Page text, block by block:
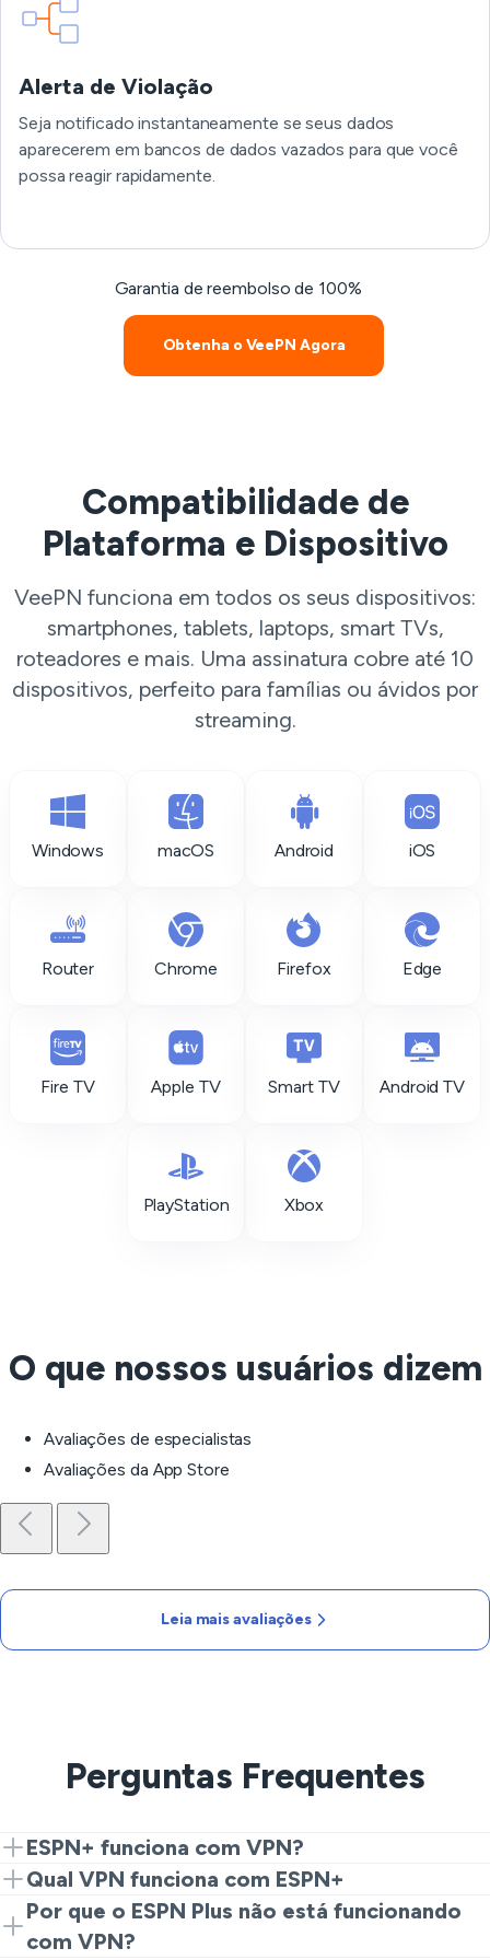
Alerta de Violação
Seja notificado instantaneamente se seus dados
aparecerem em bancos de dados vazados para que você
possa reagir rapidamente.
Garantia de reembolso de 100%
Obtenha o VeePN Agora
Compatibilidade de
Plataforma e Dispositivo
VeePN funciona em todos os seus dispositivos:
smartphones, tablets, laptops, smart TVs,
roteadores e mais. Uma assinatura cobre até 10
dispositivos, perfeito para famílias ou ávidos por
streaming.
Windows macOS Android iOS
Router Chrome Firefox Edge
Fire TV Apple TV Smart TV Android TV
PlayStation Xbox
O que nossos usuários dizem
Avaliações de especialistas
Avaliações da App Store
Leia mais avaliações
Perguntas Frequentes
ESPN+ funciona com VPN?
Sim, com VeePN.
Qual VPN funciona com ESPN+
VeePN. Servidores otimizados para streaming nos EUA
e robusta segurança.
Por que o ESPN Plus não está funcionando
com VPN?